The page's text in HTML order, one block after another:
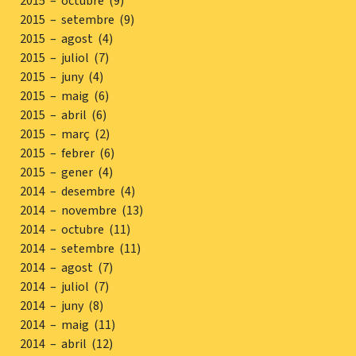
2015 – setembre (9)
2015 – agost (4)
2015 – juliol (7)
2015 – juny (4)
2015 – maig (6)
2015 – abril (6)
2015 – març (2)
2015 – febrer (6)
2015 – gener (4)
2014 – desembre (4)
2014 – novembre (13)
2014 – octubre (11)
2014 – setembre (11)
2014 – agost (7)
2014 – juliol (7)
2014 – juny (8)
2014 – maig (11)
2014 – abril (12)